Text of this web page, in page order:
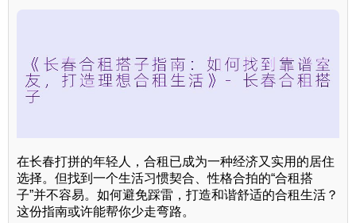
在长春打拼的年轻人，合租已成为一种经济又实用的居住
选择。但找到一个生活习惯契合、性格合拍的“合租搭
子”并不容易。如何避免踩雷，打造和谐舒适的合租生活？
这份指南或许能帮你少走弯路。